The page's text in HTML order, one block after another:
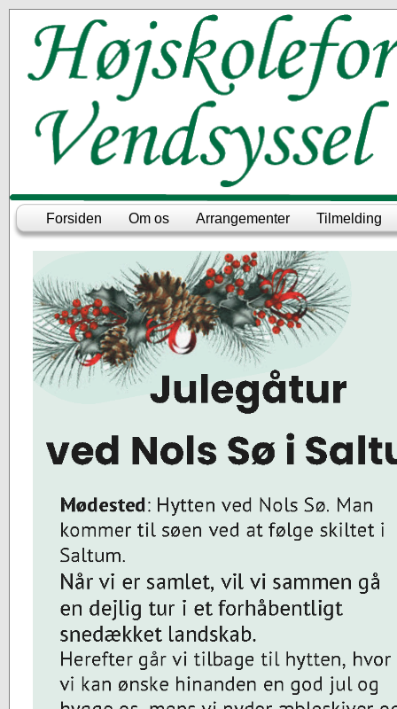
Forsiden Om os Arrangementer Tilmelding